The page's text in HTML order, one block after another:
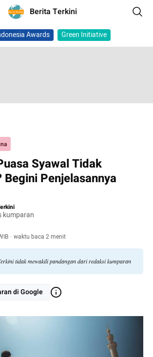
Berita Terkini
Awards Green Initiative
Syawal Tidak
Begini Penjelasannya
kumparan
· waktu baca 2 menit
tidak mewakili pandangan dari redaksi kumparan
di Google